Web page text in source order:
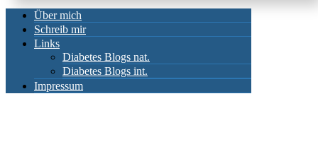
Über mich
Schreib mir
Links
Diabetes Blogs nat.
Diabetes Blogs int.
Impressum